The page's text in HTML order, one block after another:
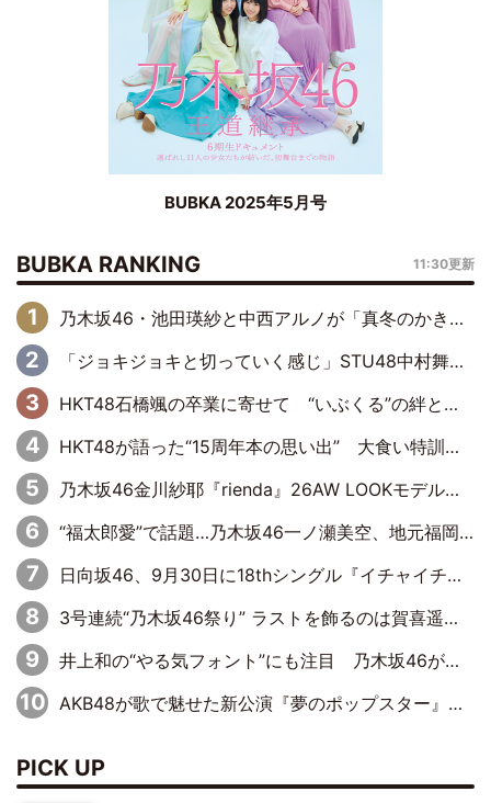
BUBKA 2025年5月号
BUBKA RANKING 11:30更新
乃木坂46・池田瑛紗と中西アルノが「真冬のかき氷」騒動で火花散らす！ 因縁の裏にあるのは、逆境をともに“凌”ぐ似た者同士の絆
「ジョキジョキと切っていく感じ」STU48中村舞、新しい挑戦は自らの手で
HKT48石橋颯の卒業に寄せて “いぶくる”の絆と後輩・龍頭綺音の決意
HKT48が語った“15周年本の思い出” 大食い特訓・守護霊企画・制服グラビア…盛りだくさんの裏話
乃木坂46金川紗耶『rienda』26AW LOOKモデルに就任
“福太郎愛”で話題…乃木坂46一ノ瀬美空、地元福岡『めんべい25周年トップサポーター』に就任
日向坂46、9月30日に18thシングル『イチャイチャ虫』の発売決定！ フォーメーションは『日向坂で会いましょう』にて発表
3号連続“乃木坂46祭り” ラストを飾るのは賀喜遥香…5年ぶりの登場に「5年分大人になった私を見ていただけたら」
井上和の“やる気フォント”にも注目 乃木坂46が挑んだ書道パフォーマンスの舞台裏
AKB48が歌で魅せた新公演『夢のポップスター』 初日から全身全霊のステージ
PICK UP